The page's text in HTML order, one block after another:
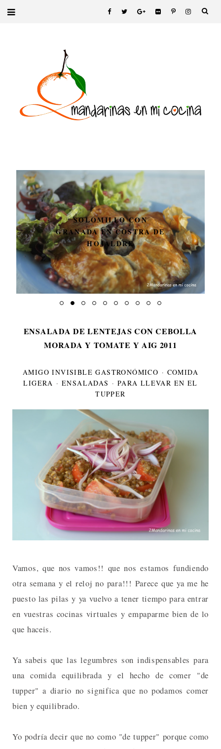
SOLOMILLO CON
GRANADA EN COSTRA DE
HOJALDRE
ENSALADA DE LENTEJAS CON CEBOLLA
MORADA Y TOMATE Y AIG 2011
AMIGO INVISIBLE GASTRONÓMICO · COMIDA
LIGERA · ENSALADAS · PARA LLEVAR EN EL
TUPPER
Vamos, que nos vamos!! que nos estamos fundiendo
otra semana y el reloj no para!!! Parece que ya me he
puesto las pilas y ya vuelvo a tener tiempo para entrar
en vuestras cocinas virtuales y empaparme bien de lo
que haceis.
Ya sabeis que las legumbres son indispensables para
una comida equilibrada y el hecho de comer "de
tupper" a diario no significa que no podamos comer
bien y equilibrado.
Yo podría decir que no como "de tupper" porque como